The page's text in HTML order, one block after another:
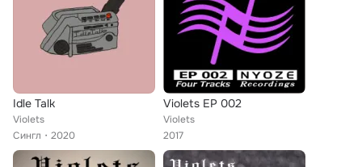
Idle Talk
Violets
Сингл
2020
Violets EP 002
Violets
2017